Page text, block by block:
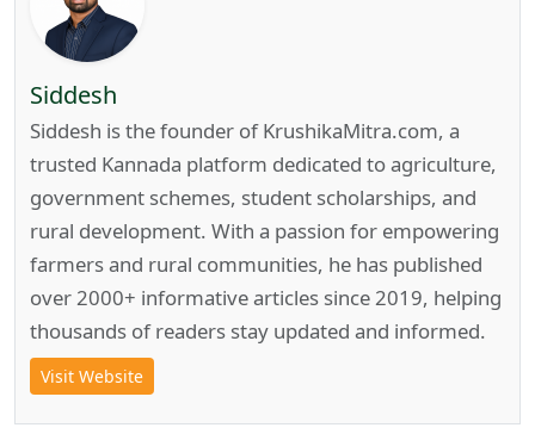
Siddesh
Siddesh is the founder of KrushikaMitra.com, a
trusted Kannada platform dedicated to agriculture,
government schemes, student scholarships, and
rural development. With a passion for empowering
farmers and rural communities, he has published
over 2000+ informative articles since 2019, helping
thousands of readers stay updated and informed.
Visit Website